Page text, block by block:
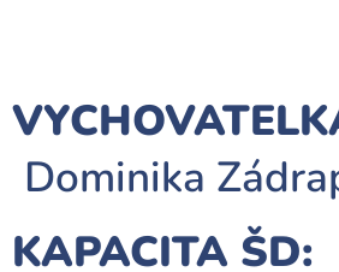
Dominika
KAPACITA ŠD: